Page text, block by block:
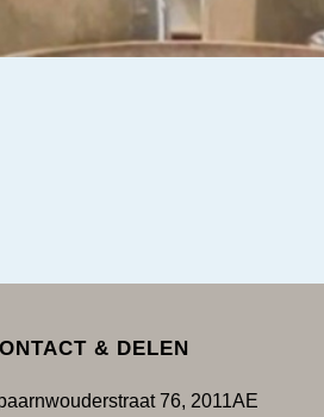
& DELEN
76, 2011AE